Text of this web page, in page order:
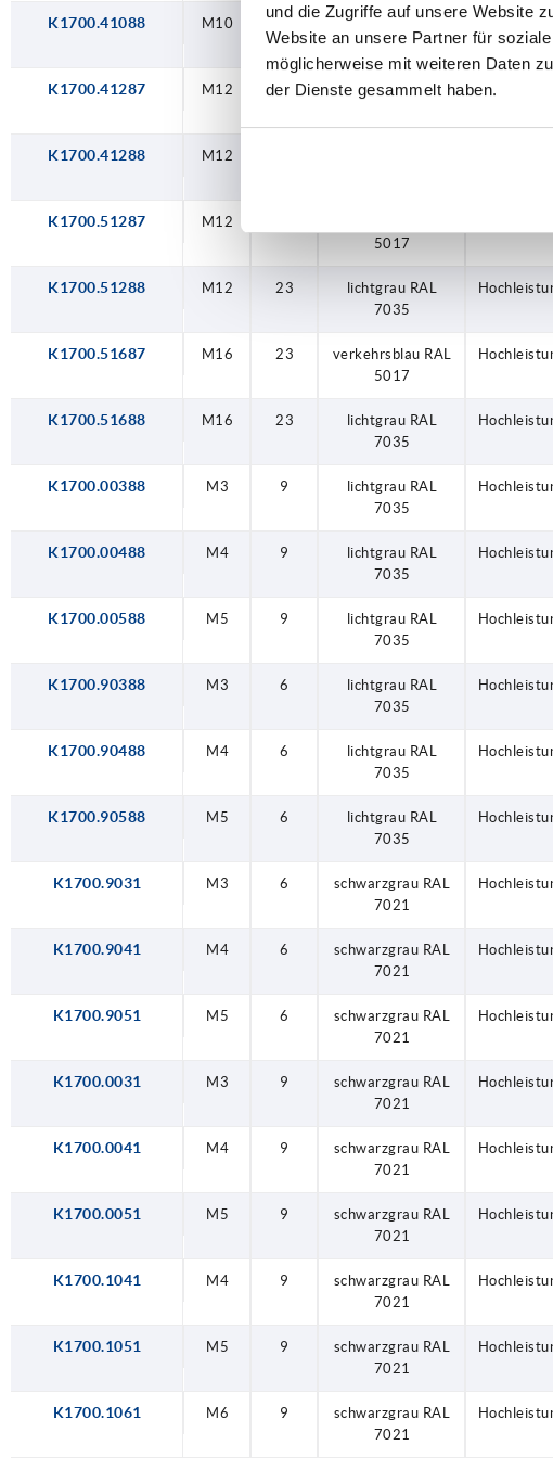
und die Zugriffe auf unsere Website
Website an unsere Partner für
möglicherweise mit weiteren Daten
der Dienste gesammelt haben.
K1700.41088 M10 17
lichtgrau RAL
7035
K1700.41287 M12 17
verkehrsblau RAL
K1700.41288 M12
K1700.51287 M12
5017
K1700.51288 M12 23
lichtgrau RAL
7035
K1700.51687 M16 23
verkehrsblau RAL
5017
K1700.51688 M16 23
lichtgrau RAL
7035
K1700.00388 M3 9
lichtgrau RAL
7035
K1700.00488 M4 9
lichtgrau RAL
7035
K1700.00588 M5 9
lichtgrau RAL
7035
K1700.90388 M3 6
lichtgrau RAL
7035
K1700.90488 M4 6
lichtgrau RAL
7035
K1700.90588 M5 6
lichtgrau RAL
7035
K1700.9031 M3 6
schwarzgrau RAL
7021
K1700.9041 M4 6
schwarzgrau RAL
7021
K1700.9051 M5 6
schwarzgrau RAL
7021
K1700.0031 M3 9
schwarzgrau RAL
7021
K1700.0041 M4 9
schwarzgrau RAL
7021
K1700.0051 M5 9
schwarzgrau RAL
7021
K1700.1041 M4 9
schwarzgrau RAL
7021
K1700.1051 M5 9
schwarzgrau RAL
7021
K1700.1061 M6 9
schwarzgrau RAL
7021